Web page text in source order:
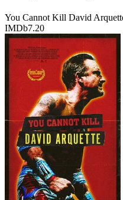
You Cannot Kill David
IMDb7.20